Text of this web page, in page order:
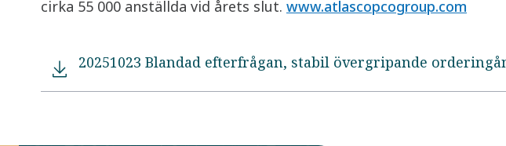
cirka 55 000 anställda vid årets slut. www.atlascopcogroup.com
20251023 Blandad efterfrågan, stabil övergripande